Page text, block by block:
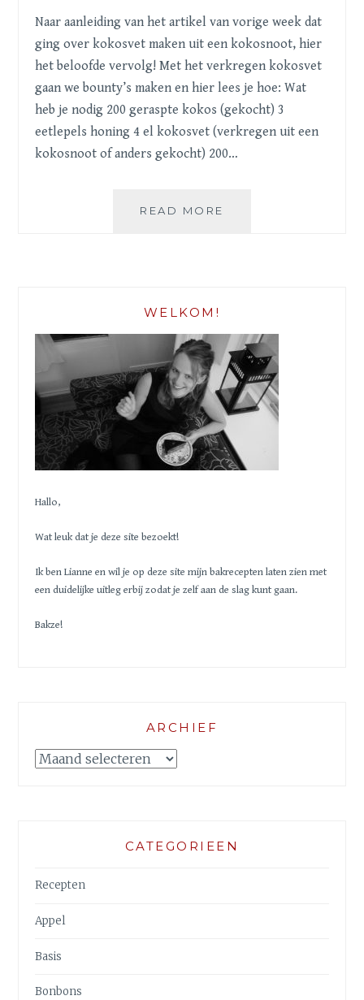
Naar aanleiding van het artikel van vorige week dat
ging over kokosvet maken uit een kokosnoot, hier
het beloofde vervolg! Met het verkregen kokosvet
gaan we bounty’s maken en hier lees je hoe: Wat
heb je nodig 200 geraspte kokos (gekocht) 3
eetlepels honing 4 el kokosvet (verkregen uit een
kokosnoot of anders gekocht) 200…
READ MORE
WELKOM!
Hallo,
Wat leuk dat je deze site bezoekt!
Ik ben Lianne en wil je op deze site mijn bakrecepten laten zien met
een duidelijke uitleg erbij zodat je zelf aan de slag kunt gaan.
Bakze!
ARCHIEF
Archief
CATEGORIEEN
Recepten
Appel
Basis
Bonbons